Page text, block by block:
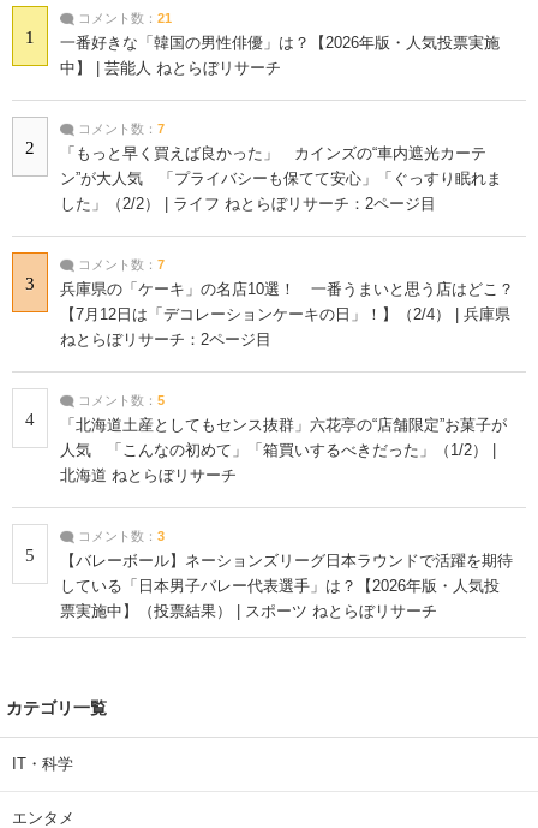
1
コメント数： 21
一番好きな「韓国の男性俳優」は？【2026年版・人気投票実施
中】 | 芸能人 ねとらぼリサーチ
2
コメント数： 7
「もっと早く買えば良かった」 カインズの“車内遮光カーテ
ン”が大人気 「プライバシーも保てて安心」「ぐっすり眠れま
した」（2/2） | ライフ ねとらぼリサーチ：2ページ目
3
コメント数： 7
兵庫県の「ケーキ」の名店10選！ 一番うまいと思う店はどこ？
【7月12日は「デコレーションケーキの日」！】（2/4） | 兵庫県
ねとらぼリサーチ：2ページ目
4
コメント数： 5
「北海道土産としてもセンス抜群」六花亭の“店舗限定”お菓子が
人気 「こんなの初めて」「箱買いするべきだった」（1/2） |
北海道 ねとらぼリサーチ
5
コメント数： 3
【バレーボール】ネーションズリーグ日本ラウンドで活躍を期待
している「日本男子バレー代表選手」は？【2026年版・人気投
票実施中】（投票結果） | スポーツ ねとらぼリサーチ
カテゴリ一覧
IT・科学
エンタメ